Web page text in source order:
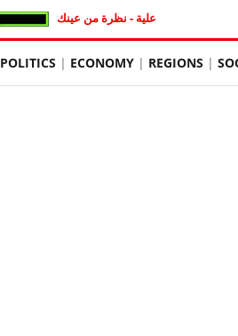
علية - نظرة من عينك
POLITICS ECONOMY REGIONS